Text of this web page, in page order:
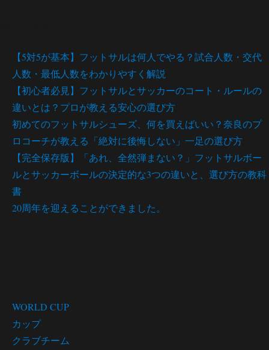
【5対5が基本】フットサルは何人でやる？試合人数・交代
人数・最低人数をわかりやすく解説
【初心者必見】フットサルとサッカーのコート・ルールの
違いとは？プロが教える安心の選び方
初めてのフットサルシューズ、何を買えばいい？奈良のプ
ロコーチが教える「絶対に後悔しない」一足の選び方
【完全保存版】「あれ、全然弾まない？」フットサルボー
ルとサッカーボールの決定的な3つの違いと、選び方の教科
書
20周年を迎えることができました。
WORLD CUP
カップ
クラブチーム